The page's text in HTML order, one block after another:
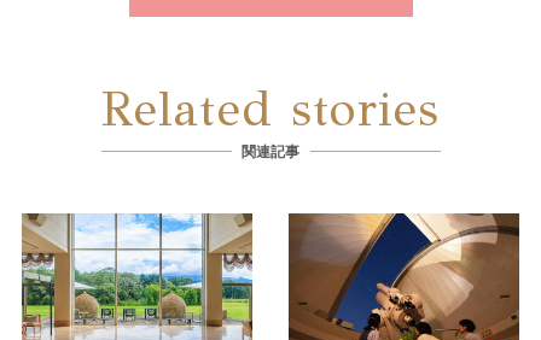
Related stories
関連記事